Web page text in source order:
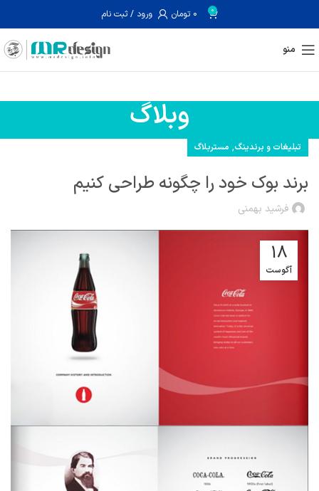
0
0 تومان ورود / ثبت نام
منو
وبلاگ
تبلیغات و برندینگ, مستربلاگ
برند بوک خود را چگونه طراحی کنیم
فرشید بهمنی
18
آگوست